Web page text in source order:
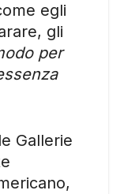
egli
gli
per
Gallerie